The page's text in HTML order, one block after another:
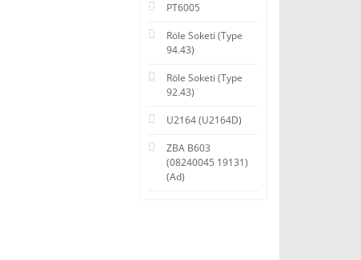
PT6005
Röle Soketi (Type
94.43)
Röle Soketi (Type
92.43)
U2164 (U2164D)
ZBA B603
(08240045 19131)
(Ad)